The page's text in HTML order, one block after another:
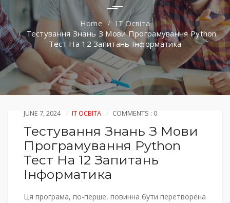
IT Освіта
Тестування Знань З Мови Програмування Python
Тест На 12 Запитань Інформатика
JUNE 7, 2024 IT ОСВІТА COMMENTS : 0
Тестування Знань З Мови
Програмування Python
Тест На 12 Запитань
Інформатика
Ця програма, по-перше, повинна бути перетворена